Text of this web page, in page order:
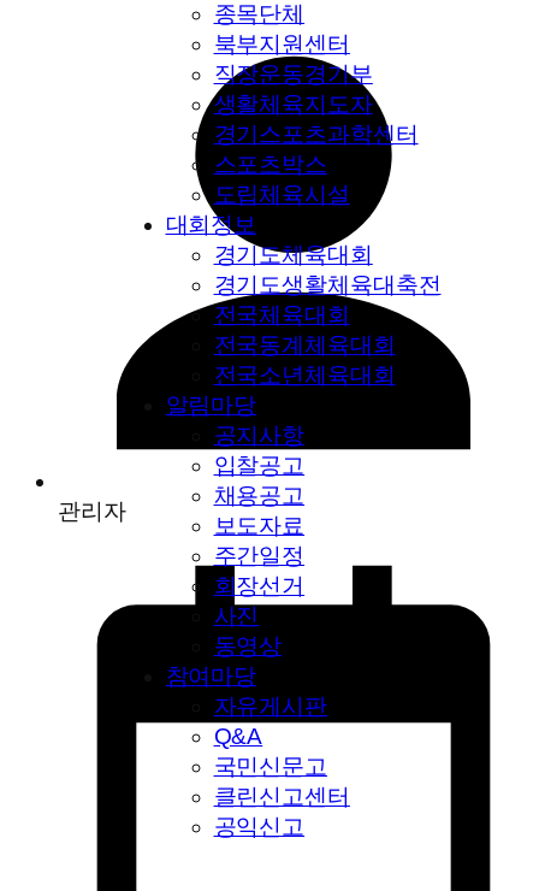
종목단체
북부지원센터
직장운동경기부
생활체육지도자
경기스포츠과학센터
스포츠박스
도립체육시설
대회정보
경기도체육대회
경기도생활체육대축전
전국체육대회
전국동계체육대회
전국소년체육대회
알림마당
공지사항
입찰공고
채용공고
보도자료
주간일정
회장선거
사진
동영상
참여마당
자유게시판
Q&A
국민신문고
클린신고센터
공익신고
관리자